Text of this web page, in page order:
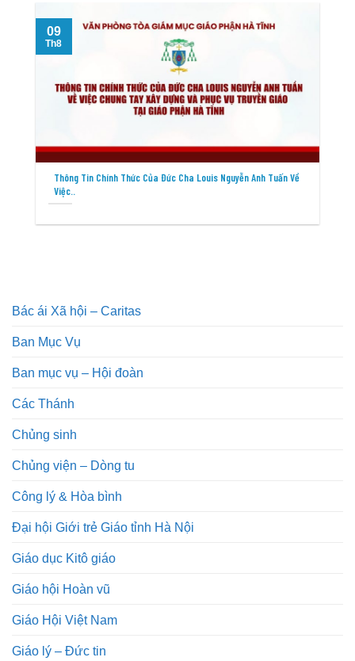
Thông Tin Chính Thức Của Đức Cha Louis Nguyễn Anh Tuấn Về
Việc..
09
Th8
Bác ái Xã hội – Caritas
Ban Mục Vụ
Ban mục vụ – Hội đoàn
Các Thánh
Chủng sinh
Chủng viện – Dòng tu
Công lý & Hòa bình
Đại hội Giới trẻ Giáo tỉnh Hà Nội
Giáo dục Kitô giáo
Giáo hội Hoàn vũ
Giáo Hội Việt Nam
Giáo lý – Đức tin